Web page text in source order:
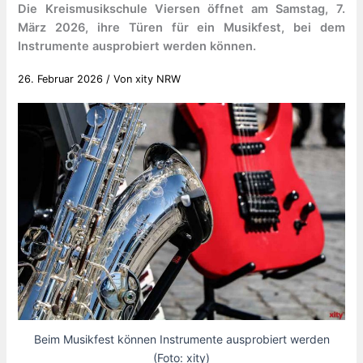
Die Kreismusikschule Viersen öffnet am Samstag, 7.
März 2026, ihre Türen für ein Musikfest, bei dem
Instrumente ausprobiert werden können.
26. Februar 2026 / Vonxity NRW
Beim Musikfest können Instrumente ausprobiert werden
(Foto: xity)